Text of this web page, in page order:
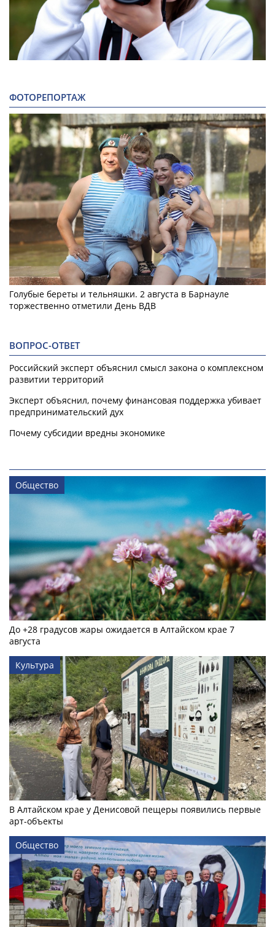
ФОТОРЕПОРТАЖ
Голубые береты и тельняшки. 2 августа в Барнауле
торжественно отметили День ВДВ
ВОПРОС-ОТВЕТ
Российский эксперт объяснил смысл закона о комплексном
развитии территорий
Эксперт объяснил, почему финансовая поддержка убивает
предпринимательский дух
Почему субсидии вредны экономике
Общество
До +28 градусов жары ожидается в Алтайском крае 7
августа
Культура
В Алтайском крае у Денисовой пещеры появились первые
арт-объекты
Общество